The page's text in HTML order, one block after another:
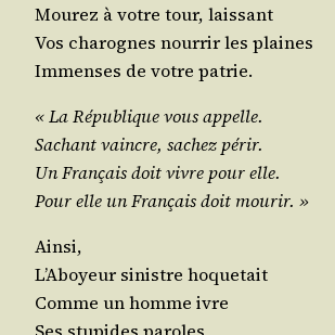
Mou­rez à votre tour, laissant
Vos cha­rognes nour­rir les plaines
Immenses de votre patrie.
« La Répu­blique vous appelle.
Sachant vaincre, sachez périr.
Un Fran­çais doit vivre pour elle.
Pour elle un Fran­çais doit mourir. »
Ain­si,
L’Aboyeur sinistre hoquetait
Comme un homme ivre